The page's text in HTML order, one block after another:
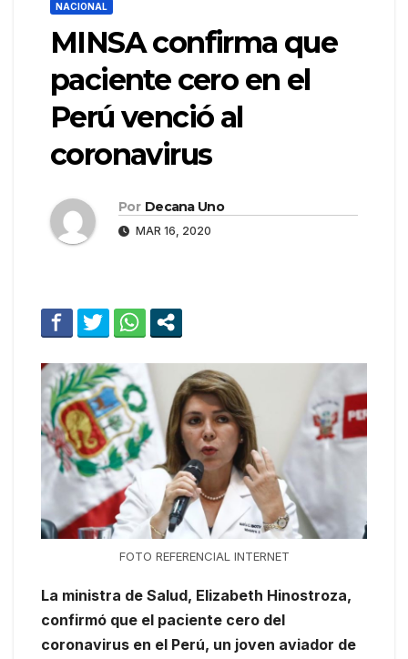
NACIONAL
MINSA confirma que
paciente cero en el
Perú venció al
coronavirus
Por Decana Uno
MAR 16, 2020
FOTO REFERENCIAL INTERNET
La ministra de Salud, Elizabeth Hinostroza,
confirmó que el paciente cero del
coronavirus en el Perú, un joven aviador de